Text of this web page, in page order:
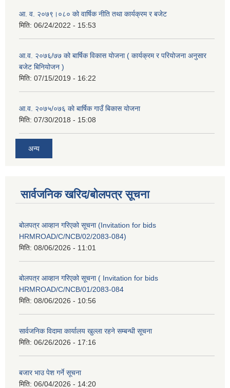
आ. व. २०७९।०८० को वार्षिक नीति तथा कार्यक्रम र बजेट
मिति: 06/24/2022 - 15:53
आ.व. २०७६/७७ को बार्षिक विकास योजना ( कार्यक्रम र परियोजना अनुसार
बजेट बिनियोजन )
मिति: 07/15/2019 - 16:22
आ.व. २०७५/०७६ काे बार्षिक गाउँ बिकास योजना
मिति: 07/30/2018 - 15:08
अन्य
सार्वजनिक खरिद/बोलपत्र सूचना
बोलपत्र आव्हान गरिएको सूचना (Invitation for bids
HRMROAD/C/NCB/02/2083-084)
मिति: 08/06/2026 - 11:01
बोलपत्र आव्हान गरिएको सूचना ( Invitation for bids
HRMROAD/C/NCB/01/2083-084
मिति: 08/06/2026 - 10:56
सार्वजनिक विदामा कार्यालय खुल्ला रहने सम्बन्धी सूचना
मिति: 06/26/2026 - 17:16
बजार भाउ पेश गर्ने सूचना
मिति: 06/04/2026 - 14:20